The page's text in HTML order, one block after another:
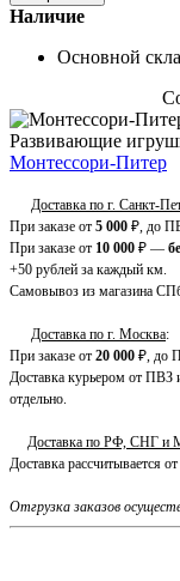
Наличие
Основной
Развивающие
Монтессори-Питер
Доставка по г. Санкт-
При заказе от 5 000 ₽, до
При заказе от 10 000 ₽ —
+50 рублей за каждый км.
Самовывоз из магазина
Доставка по г. Москва:
При заказе от 20 000 ₽, до
Доставка курьером от ПВЗ
отдельно.
Доставка по РФ, СНГ и
Доставка рассчитывается
Отгрузка заказов